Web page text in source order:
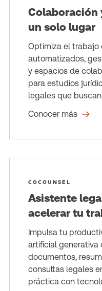
Colaboración
un solo lugar
Optimiza el
automatizados,
y espacios de
para estudios
legales que
Conocer más
COCOUNSEL
Asistente
acelerar tu
Impulsa tu
artificial generativa
documentos,
consultas legales
práctica con